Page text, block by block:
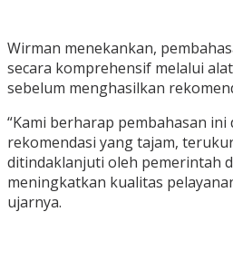
Wirman menekankan,
secara komprehensif melalui
sebelum menghasilkan
“Kami berharap pembahasan
rekomendasi yang tajam,
ditindaklanjuti oleh pemerintah
meningkatkan kualitas
ujarnya.